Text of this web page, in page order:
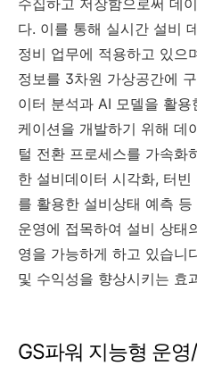
수집하고 저장함으로써 데
다. 이를 통해 실시간 설비
정비 업무에 적용하고 있으
정보를 3차원 가상공간에
이터 분석과 AI 모델을 활
케이션을 개발하기 위해 데
털 전환 프로세스를 가속화
한 설비데이터 시각화, 터
를 활용한 설비상태 예측
운영에 접목하여 설비 상태
영을 가능하게 하고 있습니
및 수익성을 향상시키는 효
GS파워 지능형 운